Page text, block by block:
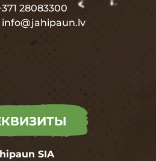
28083300
info@jahipaun.lv
SIA